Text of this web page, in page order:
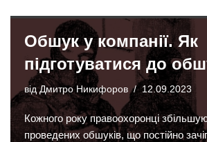
Обшук у компанії. Як
підготуватися до
відДмитро Никифоров 12.09.2023
Кожного року правоохоронці
проведених обшуків, що постійно